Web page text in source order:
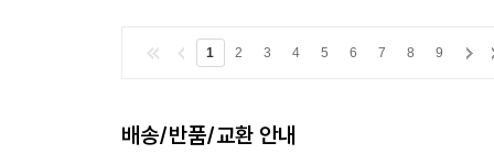
1 2 3 4 5 6 7 8 9
배송/반품/교환 안내